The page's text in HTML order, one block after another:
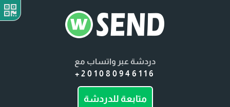
دردشة عبر واتساب مع
+201080946116
متابعة للدردشة